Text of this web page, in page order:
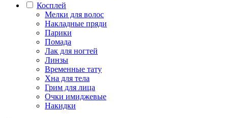
Косплей
Мелки для волос
Накладные пряди
Парики
Помада
Лак для ногтей
Линзы
Временные тату
Хна для тела
Грим для лица
Очки имиджевые
Накидки